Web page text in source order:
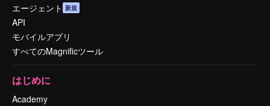
エージェント 新規
API
モバイルアプリ
すべてのMagnificツール
はじめに
Academy